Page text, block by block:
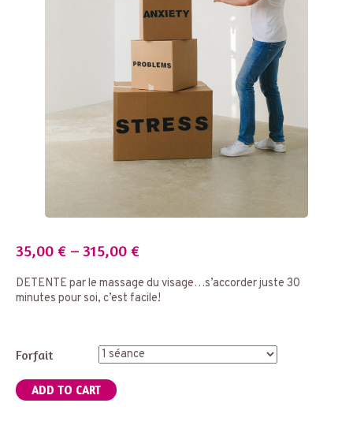
35,00 € – 315,00 €
DETENTE par le massage du visage…s’accorder juste 30
minutes pour soi, c’est facile!
Forfait
ADD TO CART